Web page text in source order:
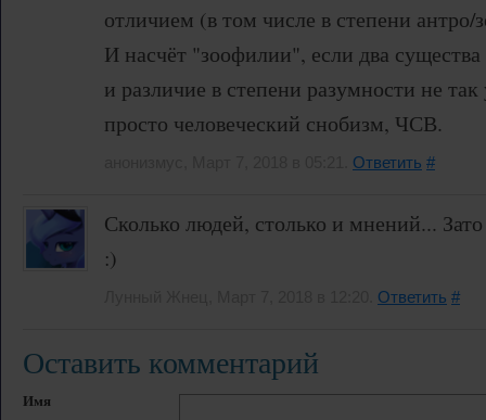
отличием (в том числе в степени
И насчёт "зоофилии", если два
и различие в степени разумности не
просто человеческий снобизм, ЧСВ.
Ответить #
Сколько людей, столько и мнений...
:)
Ответить #
Оставить комментарий
Имя